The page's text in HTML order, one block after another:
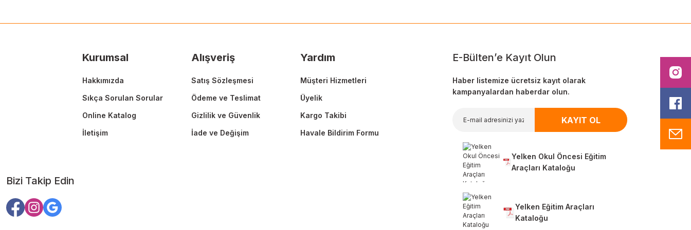
Bu ürüne benzer farklı alternatifler olmalı.
Gönder
Kurumsal
Hakkımızda
Sıkça Sorulan Sorular
Online Katalog
İletişim
Alışveriş
Satış Sözleşmesi
Ödeme ve Teslimat
Gizlilik ve Güvenlik
İade ve Değişim
Yardım
Müşteri Hizmetleri
Üyelik
Kargo Takibi
Havale Bildirim Formu
Bizi Takip Edin
E-Bülten’e Kayıt Olun
Haber listemize ücretsiz kayıt olarak
kampanyalardan haberdar olun.
KAYIT OL
Yelken Okul Öncesi Eğitim
Araçları Kataloğu
Yelken Eğitim Araçları
Kataloğu